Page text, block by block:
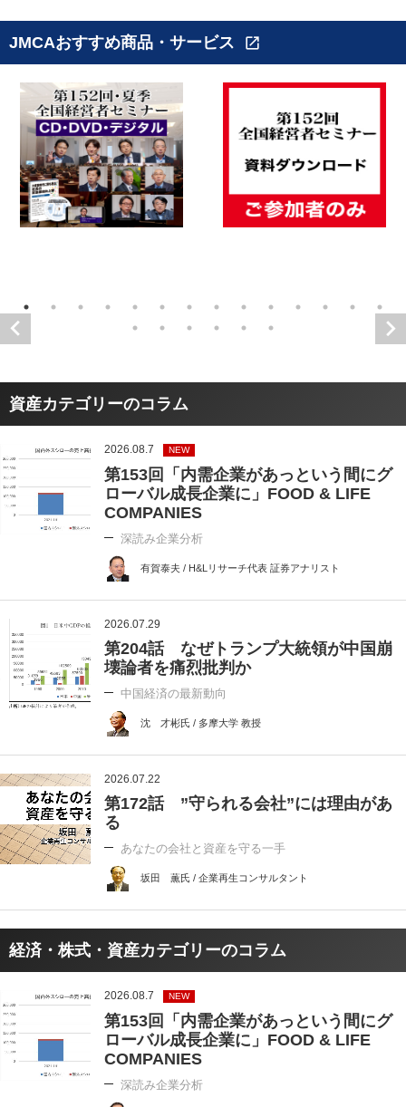
JMCAおすすめ商品・サービス open_in_new
資産カテゴリーのコラム
2026.08.7 NEW
第153回「内需企業があっという間にグ
ローバル成長企業に」FOOD & LIFE
COMPANIES
深読み企業分析
有賀泰夫 / H&Lリサーチ代表 証券アナリスト
2026.07.29
第204話 なぜトランプ大統領が中国崩
壊論者を痛烈批判か
中国経済の最新動向
沈 才彬氏 / 多摩大学 教授
2026.07.22
第172話 ”守られる会社”には理由があ
る
あなたの会社と資産を守る一手
坂田 薫氏 / 企業再生コンサルタント
経済・株式・資産カテゴリーのコラム
2026.08.7 NEW
第153回「内需企業があっという間にグ
ローバル成長企業に」FOOD & LIFE
COMPANIES
深読み企業分析